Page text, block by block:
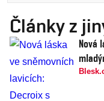
Články z
Nová